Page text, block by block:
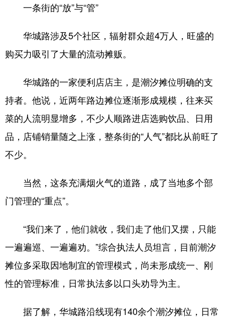
一条街的“放”与“管”
华城路涉及5个社区，辐射群众超4万人，旺盛的
购买力吸引了大量的流动摊贩。
华城路的一家便利店店主，是潮汐摊位明确的支
持者。他说，近两年路边摊位逐渐形成规模，往来买
菜的人流明显增多，不少人顺路进店选购饮品、日用
品，店铺销量随之上涨，整条街的“人气”都比从前旺了
不少。
当然，这条充满烟火气的道路，成了当地多个部
门管理的“重点”。
“我们来了，他们就收，我们走了他们又摆，只能
一遍遍巡、一遍遍劝。”综合执法人员坦言，目前潮汐
摊位多采取因地制宜的管理模式，尚未形成统一、刚
性的管理标准，日常执法多以口头劝导为主。
据了解，华城路沿线现有140余个潮汐摊位，日常